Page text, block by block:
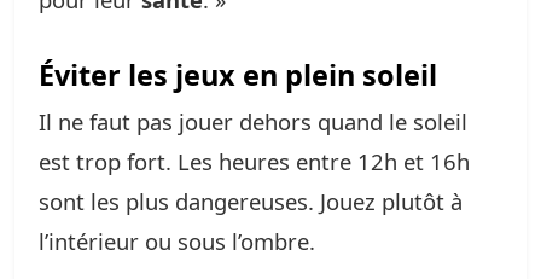
Éviter les jeux en plein soleil
Il ne faut pas jouer dehors quand le soleil
est trop fort. Les heures entre 12h et 16h
sont les plus dangereuses. Jouez plutôt à
l’intérieur ou sous l’ombre.